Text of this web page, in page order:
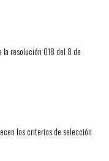
la resolución 018 del 8 de
los criterios de selección